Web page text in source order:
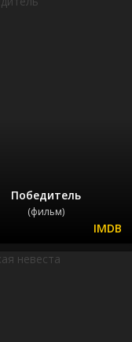
Победитель
(фильм)